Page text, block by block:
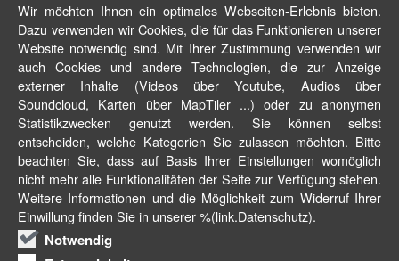
Wir möchten Ihnen ein optimales Webseiten-Erlebnis bieten.
Dazu verwenden wir Cookies, die für das Funktionieren unserer
Website notwendig sind. Mit Ihrer Zustimmung verwenden wir
auch Cookies und andere Technologien, die zur Anzeige
externer Inhalte (Videos über Youtube, Audios über
Soundcloud, Karten über MapTiler ...) oder zu anonymen
Statistikzwecken genutzt werden. Sie können selbst
entscheiden, welche Kategorien Sie zulassen möchten. Bitte
beachten Sie, dass auf Basis Ihrer Einstellungen womöglich
nicht mehr alle Funktionalitäten der Seite zur Verfügung stehen.
Weitere Informationen und die Möglichkeit zum Widerruf Ihrer
Einwillung finden Sie in unserer %(link.Datenschutz).
Notwendig